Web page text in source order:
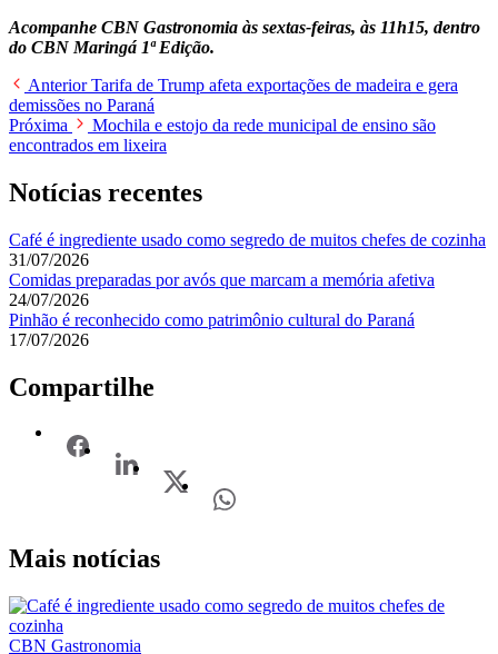
Acompanhe CBN Gastronomia às sextas-feiras, às 11h15, dentro
do CBN Maringá 1ª Edição.
AnteriorTarifa de Trump afeta exportações de madeira e gera
demissões no Paraná
Próxima
Mochila e estojo da rede municipal de ensino são
encontrados em lixeira
Notícias recentes
Café é ingrediente usado como segredo de muitos chefes de cozinha
31/07/2026
Comidas preparadas por avós que marcam a memória afetiva
24/07/2026
Pinhão é reconhecido como patrimônio cultural do Paraná
17/07/2026
Compartilhe
Mais notícias
CBN Gastronomia